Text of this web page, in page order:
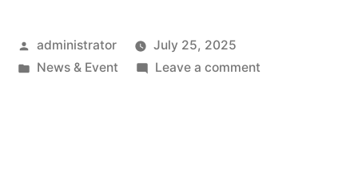
administrator
July 25, 2025
News & Event
Leave a comment